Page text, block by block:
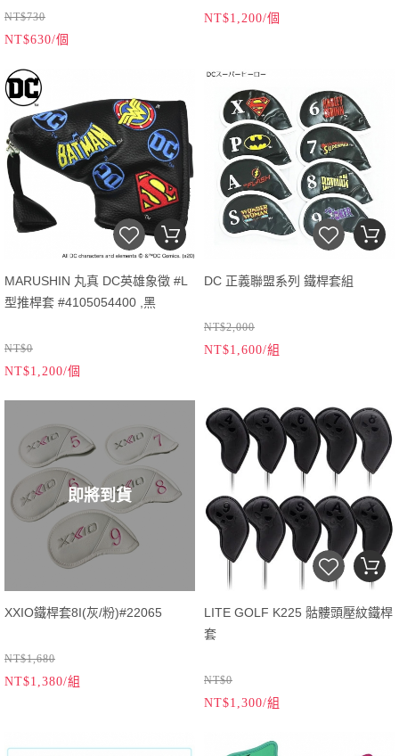
NT$730
NT$630/個
NT$1,200/個
MARUSHIN 丸真 DC英雄象徵 #L
型推桿套 #4105054400 ,黑
NT$0
NT$1,200/個
DC 正義聯盟系列 鐵桿套組
NT$2,000
NT$1,600/組
即將到貨
XXIO鐵桿套8I(灰/粉)#22065
NT$1,680
NT$1,380/組
LITE GOLF K225 骷髏頭壓紋鐵桿
套
NT$0
NT$1,300/組